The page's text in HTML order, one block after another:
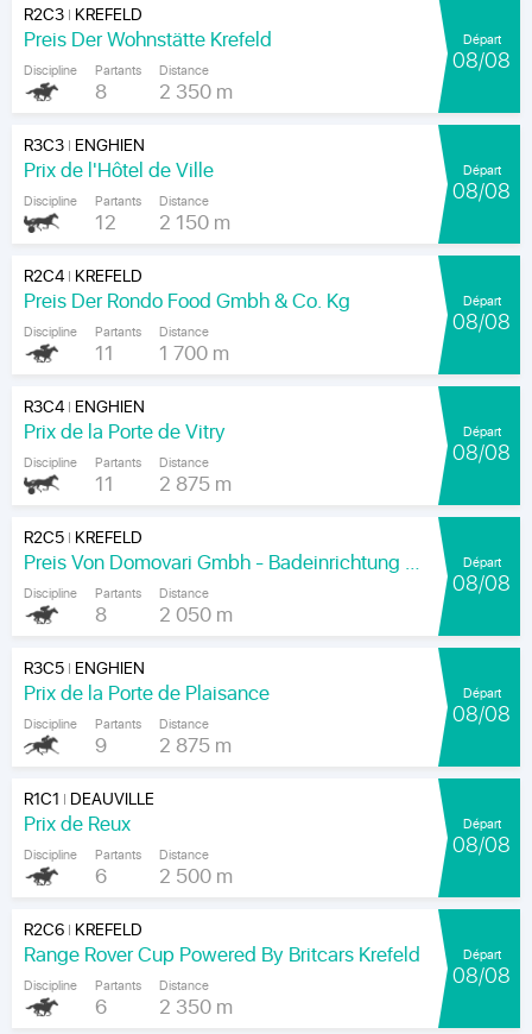
R2C3| KREFELD
Preis Der Wohnstätte Krefeld
Discipline Partants
8
Distance
2 350 m
Départ
08/08
R3C3| ENGHIEN
Prix de l'Hôtel de Ville
Discipline Partants
12
Distance
2 150 m
Départ
08/08
R2C4| KREFELD
Preis Der Rondo Food Gmbh & Co. Kg
Discipline Partants
11
Distance
1 700 m
Départ
08/08
R3C4| ENGHIEN
Prix de la Porte de Vitry
Discipline Partants
11
Distance
2 875 m
Départ
08/08
R2C5| KREFELD
Preis Von Domovari Gmbh - Badeinrichtung Auf Mass
Discipline Partants
8
Distance
2 050 m
Départ
08/08
R3C5| ENGHIEN
Prix de la Porte de Plaisance
Discipline Partants
9
Distance
2 875 m
Départ
08/08
R1C1 | DEAUVILLE
Prix de Reux
Discipline Partants
6
Distance
2 500 m
Départ
08/08
R2C6| KREFELD
Range Rover Cup Powered By Britcars Krefeld
Discipline Partants
6
Distance
2 350 m
Départ
08/08